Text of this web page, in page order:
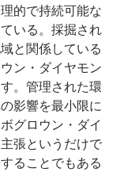
的で持続可能な
いる。採掘され
と関係している
ン・ダイヤモン
。管理された環
影響を最小限に
グロウン・ダイ
張というだけで
ることでもある